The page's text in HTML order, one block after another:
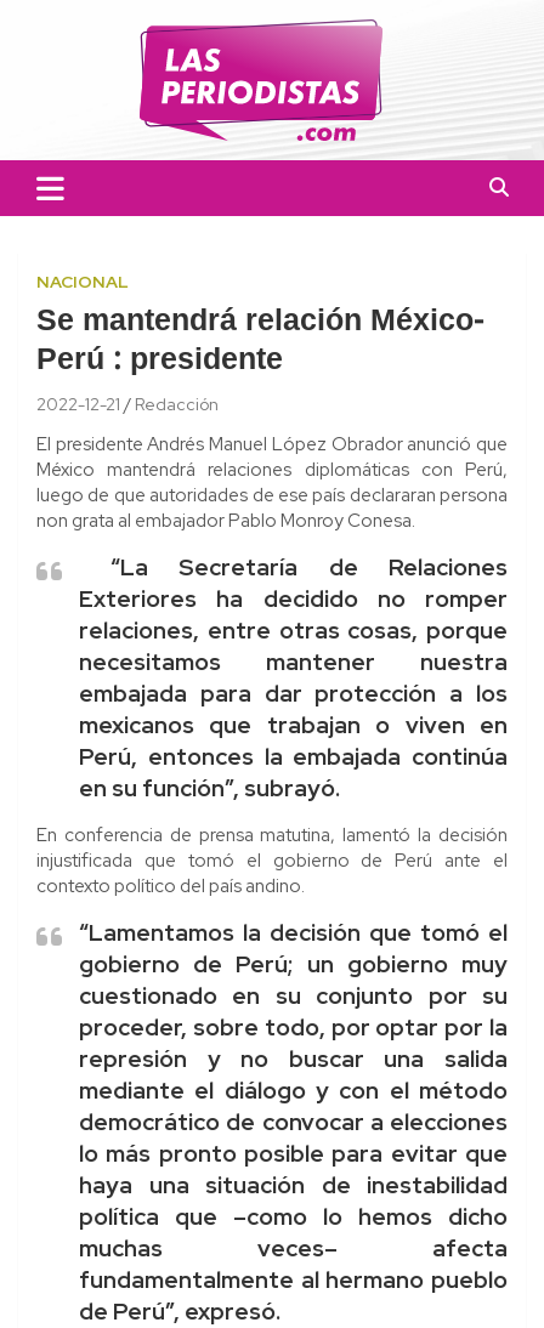
Las Periodistas
informado a la población.
NACIONAL
Se mantendrá relación México-
Perú : presidente
2022-12-21 Redacción
El presidente Andrés Manuel López Obrador anunció que
México mantendrá relaciones diplomáticas con Perú,
luego de que autoridades de ese país declararan persona
non grata al embajador Pablo Monroy Conesa.
“La Secretaría de Relaciones
Exteriores ha decidido no romper
relaciones, entre otras cosas, porque
necesitamos mantener nuestra
embajada para dar protección a los
mexicanos que trabajan o viven en
Perú, entonces la embajada continúa
en su función”, subrayó.
En conferencia de prensa matutina, lamentó la decisión
injustificada que tomó el gobierno de Perú ante el
contexto político del país andino.
“Lamentamos la decisión que tomó el
gobierno de Perú; un gobierno muy
cuestionado en su conjunto por su
proceder, sobre todo, por optar por la
represión y no buscar una salida
mediante el diálogo y con el método
democrático de convocar a elecciones
lo más pronto posible para evitar que
haya una situación de inestabilidad
política que –como lo hemos dicho
muchas veces– afecta
fundamentalmente al hermano pueblo
de Perú”, expresó.